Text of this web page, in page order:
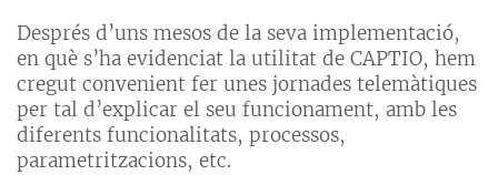
Després d’uns mesos de la seva implementació,
en què s’ha evidenciat la utilitat de CAPTIO, hem
cregut convenient fer unes jornades telemàtiques
per tal d’explicar el seu funcionament, amb les
diferents funcionalitats, processos,
parametritzacions, etc.